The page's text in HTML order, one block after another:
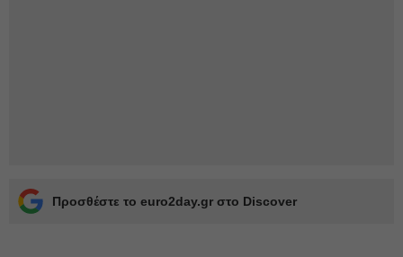
Προσθέστε το euro2day.gr στο Discover